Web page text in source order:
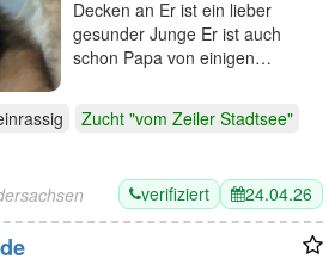
Decken an Er ist ein lieber
gesunder Junge Er ist auch
schon Papa von einigen…
Zucht "vom Zeiler Stadtsee"
verifiziert 24.04.26